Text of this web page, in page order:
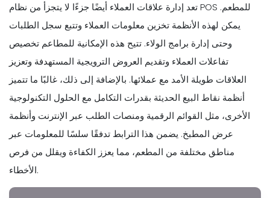
تعد إدارة علاقات العملاء أيضًا جزءًا لا يتجزأ من نظام POS للمطعم.
يمكن لهذه الأنظمة تخزين معلومات العملاء وتتبع سجل الطلبات
وحتى إدارة برامج الولاء. تتيح هذه الإمكانية للمطاعم تخصيص
تفاعلات العملاء وتقديم العروض الترويجية المستهدفة وتعزيز
العلاقات طويلة الأمد مع عملائها. بالإضافة إلى ذلك، غالبًا ما تتميز
أنظمة نقاط البيع الحديثة بقدرات التكامل مع الحلول التكنولوجية
الأخرى، مثل القوائم الرقمية ومنصات الطلب عبر الإنترنت وأنظمة
عرض المطبخ. يضمن هذا الترابط تدفقًا سلسًا للمعلومات عبر
مناطق مختلفة من المطعم، مما يعزز الكفاءة ويقلل من فرص
الأخطاء.